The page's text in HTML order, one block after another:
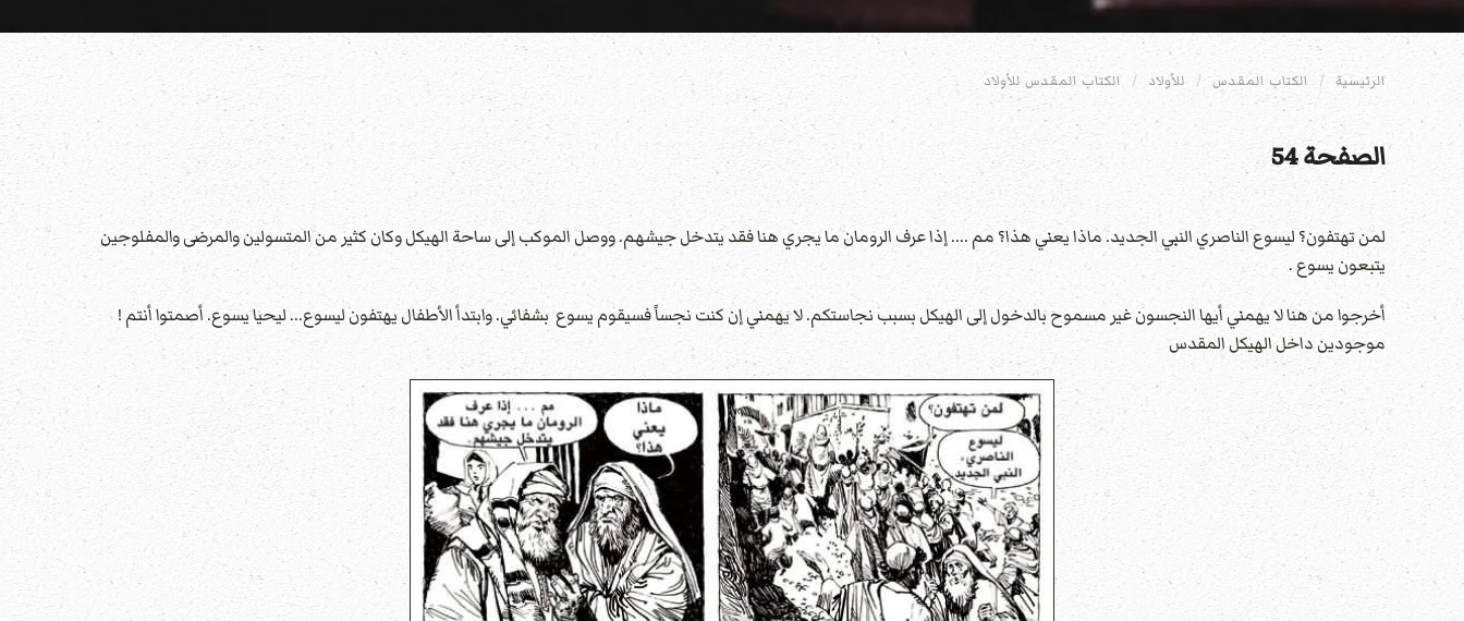
الرئيسية الكتاب المقدس للأولاد الكتاب المقدس للأولاد
الصفحة 54
لمن تهتفون؟ ليسوع الناصري النبي الجديد. ماذا يعني هذا؟ مم .... إذا عرف الرومان ما يجري هنا فقد يتدخل جيشهم. ووصل الموكب إلى ساحة الهيكل وكان كثير من المتسولين والمرضى والمفلوجين
يتبعون يسوع .
أخرجوا من هنا لا يهمني أيها النجسون غير مسموح بالدخول إلى الهيكل بسبب نجاستكم. لا يهمني إن كنت نجساً فسيقوم يسوع بشفائي. وابتدأ الأطفال يهتفون ليسوع... ليحيا يسوع. أصمتوا أنتم !
موجودين داخل الهيكل المقدس